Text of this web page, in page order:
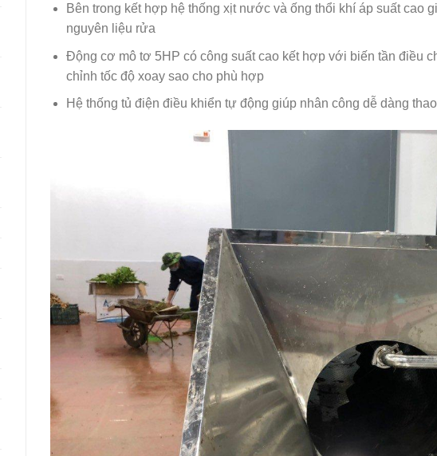
Bên trong kết hợp hệ thống xịt nước và ống thổi khí áp suất cao
nguyên liệu rửa
Động cơ mô tơ 5HP có công suất cao kết hợp với biến tần điều
chỉnh tốc độ xoay sao cho phù hợp
Hệ thống tủ điện điều khiển tự động giúp nhân công dễ dàng